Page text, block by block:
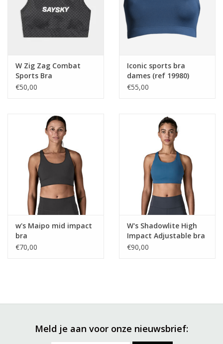
W Zig Zag Combat
Sports Bra
€50,00
Iconic sports bra
dames (ref 19980)
€55,00
w's Maipo mid impact
bra
€70,00
W's Shadowlite High
Impact Adjustable bra
€90,00
Meld je aan voor onze nieuwsbrief: